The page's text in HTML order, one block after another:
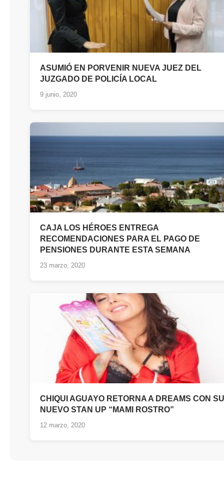
ASUMIÓ EN PORVENIR NUEVA JUEZ DEL
JUZGADO DE POLICÍA LOCAL
9 junio, 2020
CAJA LOS HÉROES ENTREGA
RECOMENDACIONES PARA EL PAGO DE
PENSIONES DURANTE ESTA SEMANA
23 marzo, 2020
CHIQUI AGUAYO RETORNA A DREAMS CON SU
NUEVO STAN UP “MAMI ROSTRO”
12 marzo, 2020